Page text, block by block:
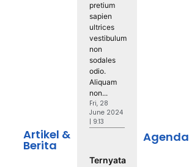
Artikel &
Berita
pretium
sapien
ultrices
vestibulum
non
sodales
odio.
Aliquam
non...
Fri, 28
June 2024
| 9:13
Ternyata
Agenda